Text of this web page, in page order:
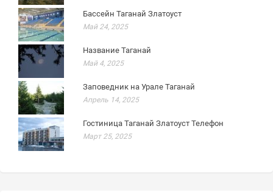
Бассейн Таганай Златоуст
Май 24, 2025
Название Таганай
Май 4, 2025
Заповедник на Урале Таганай
Апрель 14, 2025
Гостиница Таганай Златоуст Телефон
Март 25, 2025